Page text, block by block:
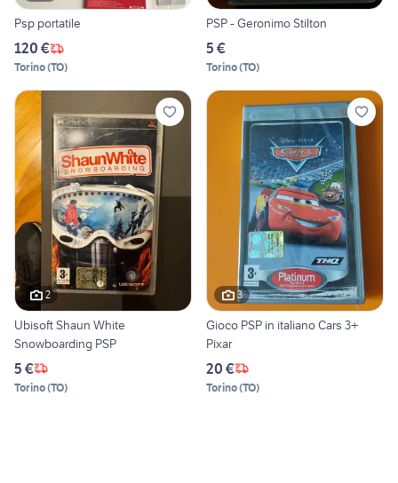
Psp portatile
120 €
Torino(TO)
PSP - Geronimo Stilton
5 €
Torino(TO)
2
Ubisoft Shaun White
Snowboarding PSP
5 €
Torino(TO)
3
Gioco PSP in italiano Cars 3+
Pixar
20 €
Torino(TO)